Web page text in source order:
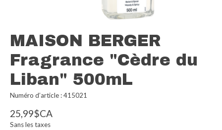
MAISON BERGER
Fragrance "Cèdre du
Liban" 500mL
Numéro d’article : 415021
25,99$CA
Sans les taxes